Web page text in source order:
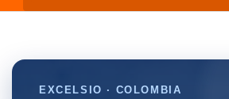
EXCELSIO · COLOMBIA